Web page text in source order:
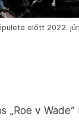
előtt 2022.
„Roe v Wade”